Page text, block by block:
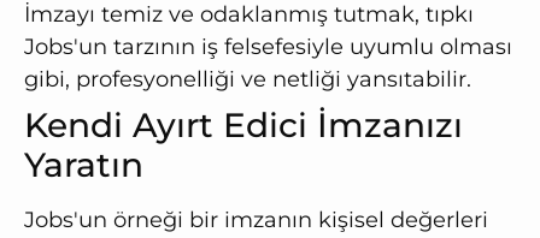
İmzayı temiz ve odaklanmış tutmak, tıpkı
Jobs'un tarzının iş felsefesiyle uyumlu olması
gibi, profesyonelliği ve netliği yansıtabilir.
Kendi Ayırt Edici İmzanızı
Yaratın
Jobs'un örneği bir imzanın kişisel değerleri